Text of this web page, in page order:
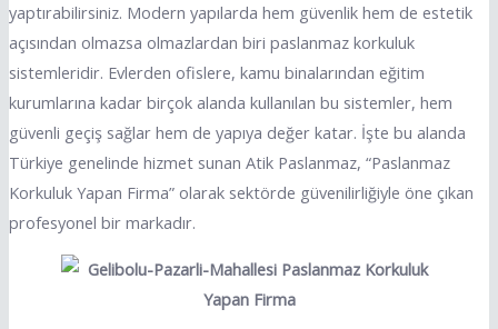
yaptırabilirsiniz. Modern yapılarda hem güvenlik hem de estetik
açısından olmazsa olmazlardan biri paslanmaz korkuluk
sistemleridir. Evlerden ofislere, kamu binalarından eğitim
kurumlarına kadar birçok alanda kullanılan bu sistemler, hem
güvenli geçiş sağlar hem de yapıya değer katar. İşte bu alanda
Türkiye genelinde hizmet sunan Atik Paslanmaz, “Paslanmaz
Korkuluk Yapan Firma” olarak sektörde güvenilirliğiyle öne çıkan
profesyonel bir markadır.